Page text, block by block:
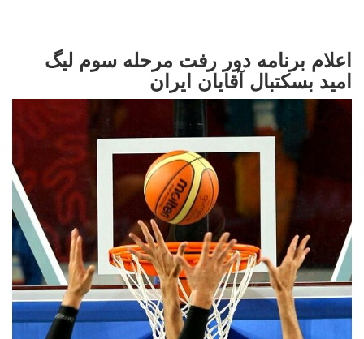
اعلام برنامه دور رفت مرحله سوم لیگ
امید بسکتبال آقایان ایران